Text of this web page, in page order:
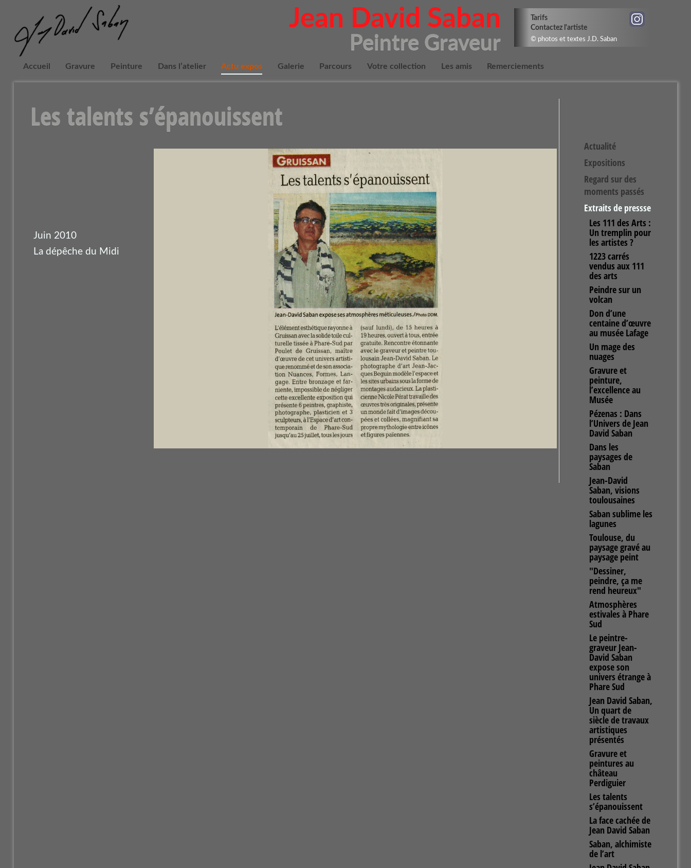
Jean David Saban
Peintre Graveur
Accueil Gravure Peinture Dans l’atelier Actu expos Galerie Parcours Votre collection Les amis Remerciements
Tarifs
Contactez l'artiste
© photos et textes J.D. Saban
Actualité
Expositions
Regard sur des
moments passés
Extraits de pressse
Les 111 des Arts :
Un tremplin pour
les artistes ?
1223 carrés
vendus aux 111
des arts
Peindre sur un
volcan
Don d’une
centaine d’œuvre
au musée Lafage
Un mage des
nuages
Gravure et
peinture,
l’excellence au
Musée
Pézenas : Dans
l’Univers de Jean
David Saban
Dans les
paysages de
Saban
Jean-David
Saban, visions
toulousaines
Saban sublime les
lagunes
Toulouse, du
paysage gravé au
paysage peint
"Dessiner,
peindre, ça me
rend heureux"
Atmosphères
estivales à Phare
Sud
Le peintre-
graveur Jean-
David Saban
expose son
univers étrange à
Phare Sud
Jean David Saban,
Un quart de
siècle de travaux
artistiques
présentés
Gravure et
peintures au
château
Perdiguier
Les talents
s’épanouissent
La face cachée de
Jean David Saban
Saban, alchimiste
de l’art
Juin 2010
La dépêche du Midi
Les talents s’épanouissent